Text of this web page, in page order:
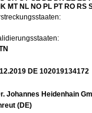
MT NL NO PL PT RO RS
DE 102019134172
Johannes Heidenhain
(DE)